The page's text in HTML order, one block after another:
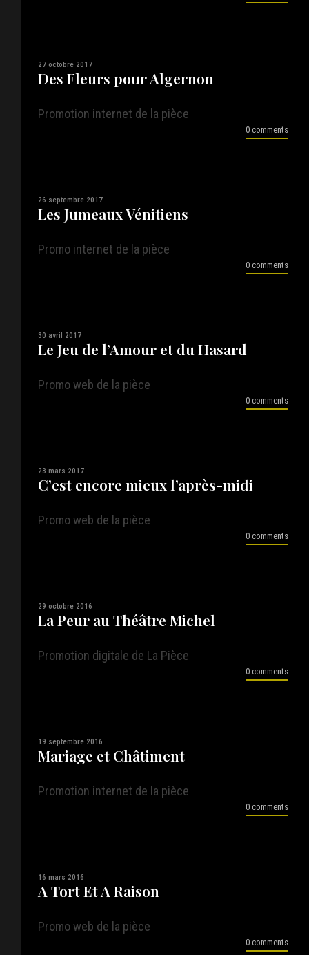
27 octobre 2017
Des Fleurs pour Algernon
Promotion internet de la pièce
0 comments
26 septembre 2017
Les Jumeaux Vénitiens
Promo internet de la pièce
0 comments
30 avril 2017
Le Jeu de l’Amour et du Hasard
Promo web de la pièce
0 comments
23 mars 2017
C’est encore mieux l’après-midi
Promo web de la pièce
0 comments
29 octobre 2016
La Peur au Théâtre Michel
Promotion digitale de La Pièce
0 comments
19 septembre 2016
Mariage et Châtiment
Promotion internet de la pièce
0 comments
16 mars 2016
A Tort Et A Raison
Promo web de la pièce
0 comments